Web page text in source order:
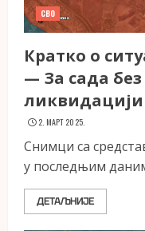
СВО
Кратко о
— За сада без
ликвидацији
2. МАРТ 2025.
Снимци са
у последњим
ДЕТАЉНИЈЕ